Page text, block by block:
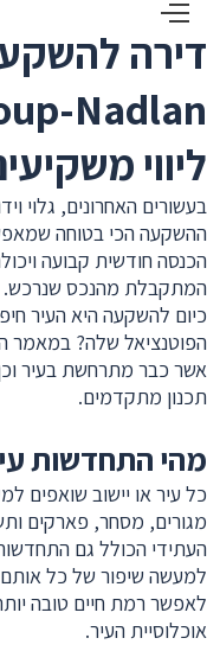
דירה
ליווי
בעשורים האחרונים, גלוי
ההשקעה הכי בטוחה
הכנסה חודשית קבועה
המתקבלת מהנכס שנרכש.
כיום להשקעה היא העיר
הפוטנציאל שלה? במאמר
אשר כבר מתרחשת בעיר
תכנון מתקדמים.
מהי התחדשות
כל עיר או יישוב שואפים
מגורים, מסחר, פארקים
העתידי הכולל גם
למעשה שיפור של כל אותם
לאפשר רמת חיים טובה
אוכלוסיית העיר.